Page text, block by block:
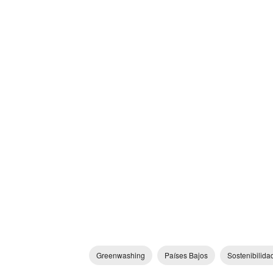
Greenwashing Países Bajos